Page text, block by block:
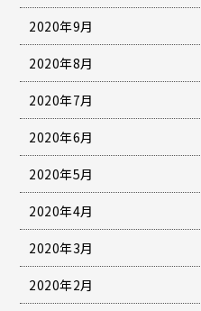
2020年9月
2020年8月
2020年7月
2020年6月
2020年5月
2020年4月
2020年3月
2020年2月